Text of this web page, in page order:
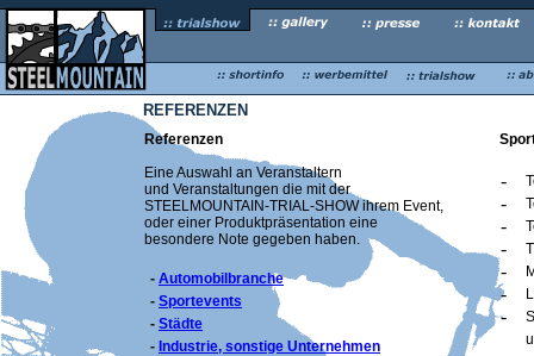
REFERENZEN
Referenzen
Eine Auswahl an Veranstaltern
und Veranstaltungen die mit der
STEELMOUNTAIN-TRIAL-SHOW ihrem Event,
oder einer Produktpräsentation eine
besondere Note gegeben haben.
- Automobilbranche
- Sportevents
- Städte
- Industrie, sonstige Unternehmen
-
-
-
-
-
-
-